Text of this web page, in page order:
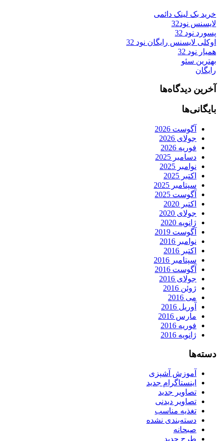
خرید بک لینک دائمی
لایسنس نود32
پسورد نود 32
اوکلی لایسنس رایگان نود 32
همیار نود 32
بهترین سئو
رایگان
آخرین دیدگاه‌ها
بایگانی‌ها
آگوست 2026
جولای 2026
فوریه 2026
دسامبر 2025
نوامبر 2025
اکتبر 2025
سپتامبر 2025
آگوست 2025
اکتبر 2020
جولای 2020
ژانویه 2020
آگوست 2019
نوامبر 2016
اکتبر 2016
سپتامبر 2016
آگوست 2016
جولای 2016
ژوئن 2016
می 2016
آوریل 2016
مارس 2016
فوریه 2016
ژانویه 2016
دسته‌ها
آموزش آشپزی
اینستاگرام جدید
تصاویر جدید
تصاویر دیدنی
تغذیه مناسب
دسته‌بندی نشده
صبحانه
طرح جدید